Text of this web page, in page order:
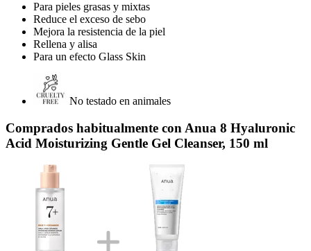
Para pieles grasas y mixtas
Reduce el exceso de sebo
Mejora la resistencia de la piel
Rellena y alisa
Para un efecto Glass Skin
No testado en animales
Comprados habitualmente con Anua 8 Hyaluronic
Acid Moisturizing Gentle Gel Cleanser, 150 ml